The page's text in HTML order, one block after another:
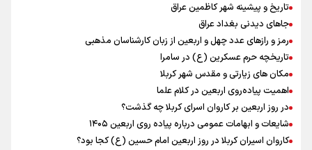
امیررضا غلامی، ملی پوش تکواندو : تمرکزم روی مسابقات پاکستان است نه
بازی های آسیایی
جابجایی مرکز ثقل اقتصاد جهان انجام شد/ فرصت طلایی برای اقتصاد
ایران +نمودار
رادین زینالی، ملی پوش تکواندو : قدم به قدم تلاش می کنم تا به طلای
المپیک برسم
ونس: ایرانی‌ها مذاکره‌کنندگان سرسختی هستند
وقتی از وفاق صحبت می‌کنم، منظورم مردم هستند/ مسیر اصلاحات آغاز
شده و متوقف نخواهد شد
تاریخ و پیشینه شهر کاظمین عراق
جاهای دیدنی بغداد عراق
رمز و رازهای عدد چهل و اربعین از زبان کارشناسان مذهبی
تاریخچه حرم عسکرین (ع) در سامرا
مکان های زیارتی و مقدس شهر کربلا
اهمیت پیاده‌روی اربعین در کلام علما
در روز اربعین بر کاروان اسرای کربلا چه گذشت؟
شایعات و ابهامات عمومی درباره پیاده روی اربعین ۱۴۰۵
کاروان اسیران کربلا در روز اربعین امام حسین (ع) کجا بود؟